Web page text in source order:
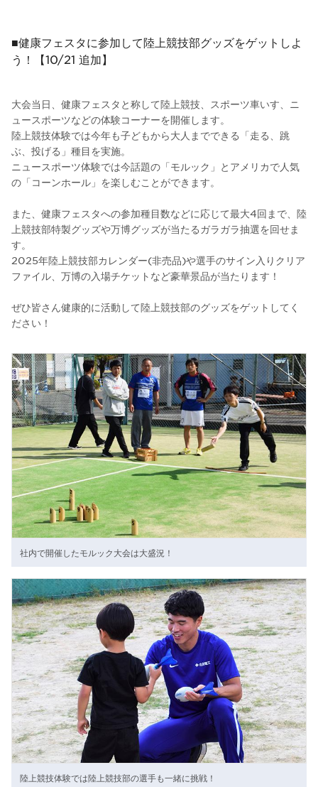
■健康フェスタに参加して陸上競技部グッズをゲットしよ
う！【10/21 追加】
大会当日、健康フェスタと称して陸上競技、スポーツ車いす、ニ
ュースポーツなどの体験コーナーを開催します。
陸上競技体験では今年も子どもから大人までできる「走る、跳
ぶ、投げる」種目を実施。
ニュースポーツ体験では今話題の「モルック」とアメリカで人気
の「コーンホール」を楽しむことができます。
また、健康フェスタへの参加種目数などに応じて最大4回まで、陸
上競技部特製グッズや万博グッズが当たるガラガラ抽選を回せま
す。
2025年陸上競技部カレンダー(非売品)や選手のサイン入りクリア
ファイル、万博の入場チケットなど豪華景品が当たります！
ぜひ皆さん健康的に活動して陸上競技部のグッズをゲットしてく
ださい！
社内で開催したモルック大会は大盛況！
陸上競技体験では陸上競技部の選手も一緒に挑戦！